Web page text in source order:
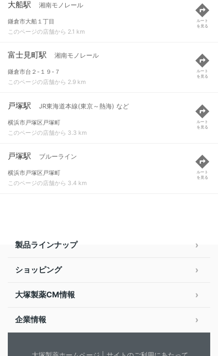
大船駅 湘南モノレール
鎌倉市大船１丁目
このページの店舗から 2.1 km
ルート
を見る
富士見町駅 湘南モノレール
鎌倉市台２-１９-７
このページの店舗から 2.9 km
ルート
を見る
戸塚駅 JR東海道本線(東京～熱海) など
横浜市戸塚区戸塚町
このページの店舗から 3.3 km
ルート
を見る
戸塚駅 ブルーライン
横浜市戸塚区戸塚町
このページの店舗から 3.4 km
ルート
を見る
製品ラインナップ
ショッピング
大塚製薬CM情報
企業情報